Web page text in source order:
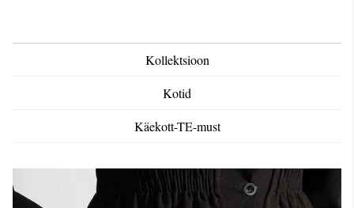
Kollektsioon
Kotid
Käekott-TE-must